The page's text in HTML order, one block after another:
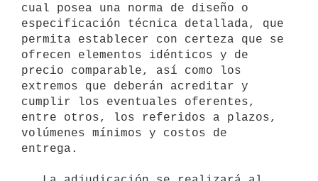
cual posea una norma de diseño o
especificación técnica detallada, que
permita establecer con certeza que se
ofrecen elementos idénticos y de
precio comparable, así como los
extremos que deberán acreditar y
cumplir los eventuales oferentes,
entre otros, los referidos a plazos,
volúmenes mínimos y costos de
entrega.